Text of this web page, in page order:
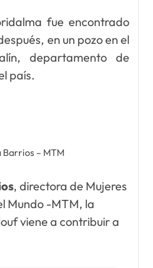
fue encontrado
en un pozo en el
departamento de
país.
Barrios – MTM
, directora de Mujeres
Mundo -MTM, la
viene a contribuir a